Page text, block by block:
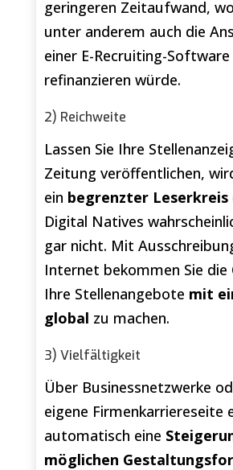
geringeren Zeitaufwand,
unter anderem auch die
einer E-Recruiting-Software
refinanzieren würde.
2) Reichweite
Lassen Sie Ihre
Zeitung veröffentlichen,
ein begrenzter Leserkreis
Digital Natives
gar nicht. Mit
Internet bekommen Sie die
Ihre Stellenangebote mit
global zu machen.
3) Vielfältigkeit
Über Businessnetzwerke
eigene Firmenkarriereseite
automatisch eine
möglichen